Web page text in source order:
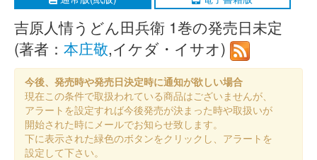
吉原人情うどん田兵衛 1巻の発売日未定
(著者： 本庄敬,イケダ・イサオ)
今後、発売時や発売日決定時に通知が欲しい場合
現在この条件で取扱われている商品はございませんが、
アラートを設定すれば今後発売が決まった時や取扱いが
開始された時にメールでお知らせ致します。
下に表示された緑色のボタンをクリックし、アラートを
設定して下さい。